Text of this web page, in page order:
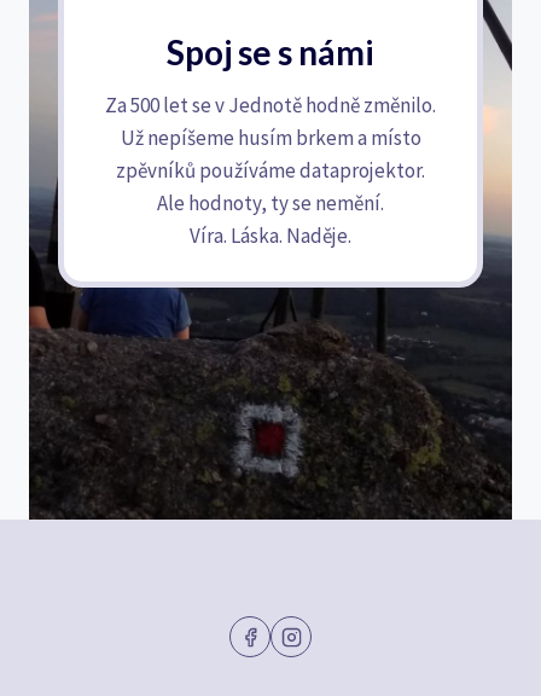
Spoj se s námi
Za 500 let se v Jednotě hodně změnilo.
Už nepíšeme husím brkem a místo
zpěvníků používáme dataprojektor.
Ale hodnoty, ty se nemění.
Víra. Láska. Naděje.